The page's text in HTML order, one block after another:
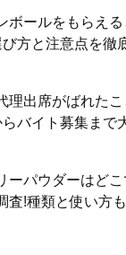
ボールをもらえる
方と注意点を徹
理出席がばれたこ
バイト募集まで
ーパウダーはどこ
査!種類と使い方